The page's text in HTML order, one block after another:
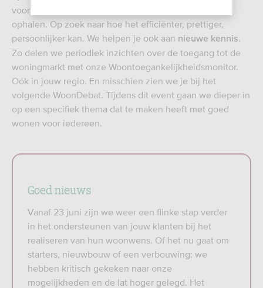
voortdurend op basis van de feedback die we bij jullie
ophalen. Op zoek naar hoe het efficiënter, prettiger,
persoonlijker kan. We helpen je ook aan nieuwe kennis.
Zo delen we periodiek inzichten over de toegang tot de
woningmarkt met onze Woontoegankelijkheidsmonitor.
Oók in jouw regio. En misschien zien we je bij het
volgende WoonDebat. Tijdens dit event gaan we dieper in
op een specifiek thema dat te maken heeft met goed
wonen voor iedereen.​
Goed nieuws
Vanaf 23 juni zijn we weer een flinke stap verder
in het ondersteunen van jouw klanten bij het
realiseren van hun woonwens. Of het nu gaat om
starters, nieuwbouw of een verbouwing: we
hebben kritisch gekeken naar onze
mogelijkheden en de lat hoger gelegd. Het